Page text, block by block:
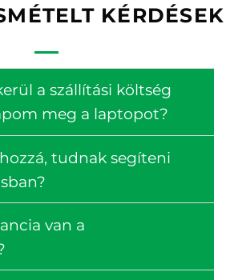
KÉRDÉSEK
a szállítási költség
meg a laptopot?
tudnak segíteni
van a